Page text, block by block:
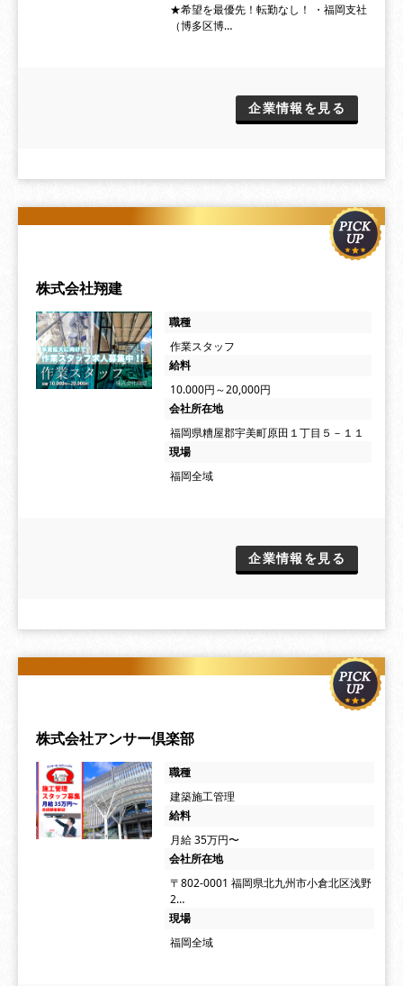
★希望を最優先！転勤なし！ ・福岡支社
（博多区博…
企業情報を見る
株式会社翔建
職種
作業スタッフ
給料
10.000円～20,000円
会社所在地
福岡県糟屋郡宇美町原田１丁目５－１１
現場
福岡全域
企業情報を見る
株式会社アンサー倶楽部
職種
建築施工管理
給料
月給 35万円〜
会社所在地
〒802-0001 福岡県北九州市小倉北区浅野
2…
現場
福岡全域